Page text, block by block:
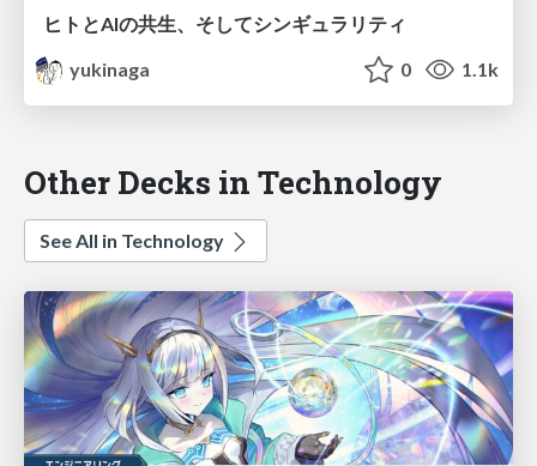
ヒトとAIの共生、そしてシンギュラリティ
yukinaga
0 1.1k
Other Decks in Technology
See All in Technology